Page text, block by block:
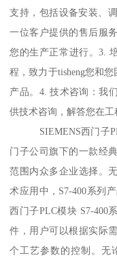
支持，包括设备安装、
一位客户提供的售后服
您的生产正常进行。3.
程，致力于tisheng您和
产品。4. 技术咨询：我
供技术咨询，解答您在工
SIEMENS西门子PLC
门子公司旗下的一款经
范围内众多企业选择。
术应用中，S7-400系列
西门子PLC模块 S7-400
件，用户可以根据实际
个工艺参数的控制。无